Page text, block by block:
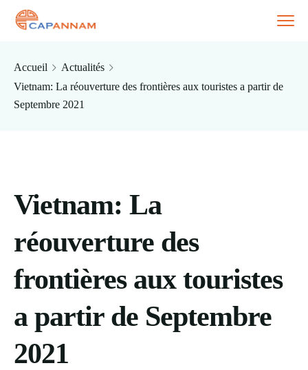
Accueil
Actualités
Vietnam: La réouverture des frontières aux touristes a partir de
Septembre 2021
Vietnam: La
réouverture des
frontières aux touristes
a partir de Septembre
2021